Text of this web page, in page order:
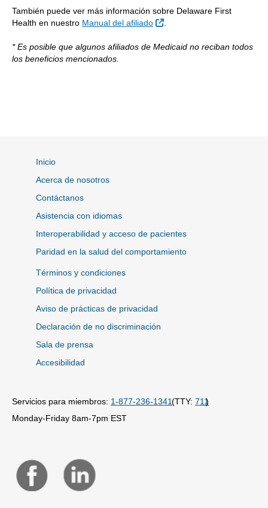
También puede ver más información sobre Delaware First
Health en nuestro Manual del afiliado Sitio Externo
* Es posible que algunos afiliados de Medicaid no reciban todos
los beneficios mencionados.
Inicio
Acerca de nosotros
Contáctanos
Asistencia con idiomas
Interoperabilidad y acceso de pacientes
Paridad en la salud del comportamiento
Términos y condiciones
Política de privacidad
Aviso de prácticas de privacidad
Declaración de no discriminación
Sala de prensa
Accesibilidad
Servicios para miembros: 1-877-236-1341(TTY: 711)
Monday-Friday 8am-7pm EST